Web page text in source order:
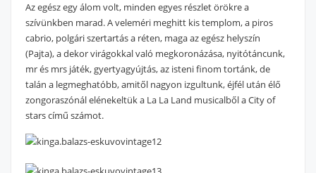
Az egész egy álom volt, minden egyes részlet örökre a
szívünkben marad. A veleméri meghitt kis templom, a piros
cabrio, polgári szertartás a réten, maga az egész helyszín
(Pajta), a dekor virágokkal való megkoronázása, nyitótáncunk,
mr és mrs játék, gyertyagyújtás, az isteni finom tortánk, de
talán a legmeghatóbb, amitől nagyon izgultunk, éjfél után élő
zongoraszónál elénekeltük a La La Land musicalből a City of
stars című számot.